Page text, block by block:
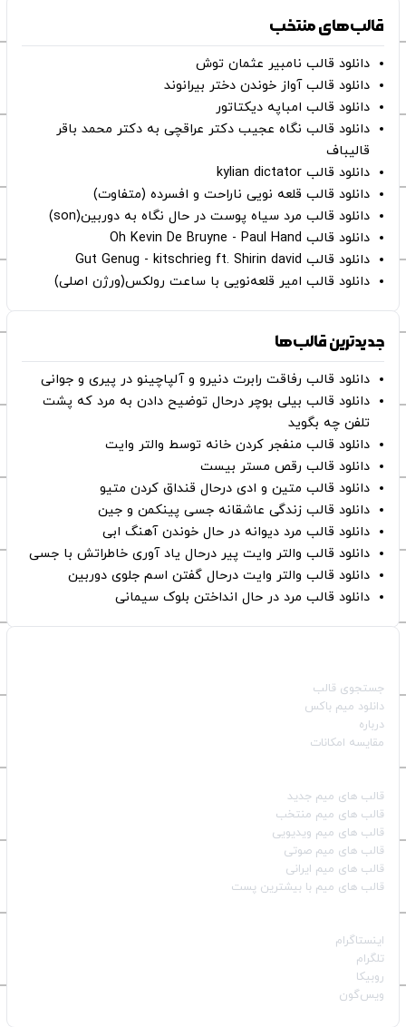
قالب‌های منتخب
دانلود قالب نامبیر عثمان ‌توش
دانلود قالب آواز خوندن دختر بیرانوند
دانلود قالب امباپه دیکتاتور
دانلود قالب نگاه عجیب دکتر عراقچی به دکتر محمد باقر
قالیباف
دانلود قالب kylian dictator
دانلود قالب قلعه نویی ناراحت و افسرده (متفاوت)
دانلود قالب مرد سیاه پوست در حال نگاه به دوربین(son)
دانلود قالب Oh Kevin De Bruyne - Paul Hand
دانلود قالب Gut Genug - kitschrieg ft. Shirin david
دانلود قالب امیر قلعه‌نویی با ساعت رولکس(ورژن اصلی)
جدیدترین قالب‌ها
دانلود قالب رفاقت رابرت دنیرو و آلپاچینو در پیری و جوانی
دانلود قالب بیلی بوچر درحال توضیح دادن به مرد که پشت
تلفن چه بگوید
دانلود قالب منفجر کردن خانه توسط والتر وایت
دانلود قالب رقص مستر بیست
دانلود قالب متین و ادی درحال قنداق کردن متیو
دانلود قالب زندگی عاشقانه جسی پینکمن و جین
دانلود قالب مرد دیوانه در حال خوندن آهنگ ابی
دانلود قالب والتر وایت پیر درحال یاد آوری خاطراتش با جسی
دانلود قالب والتر وایت درحال گفتن اسم جلوی دوربین
دانلود قالب مرد در حال انداختن بلوک سیمانی
جستجوی قالب
دانلود میم باکس
درباره
مقایسه امکانات
قالب‌ های میم جدید
قالب‌ های میم منتخب
قالب‌ های میم ویدیویی
قالب‌ های میم صوتی
قالب‌ های میم ایرانی
قالب‌ های میم با بیشترین پست
اینستاگرام
تلگرام
روبیکا
ویس‌گون